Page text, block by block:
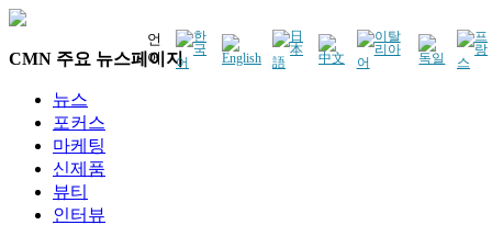
언
어
CMN 주요 뉴스페이지
뉴스
포커스
마케팅
신제품
뷰티
인터뷰